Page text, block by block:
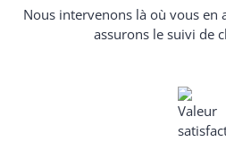
Nous intervenons là où vous en
assurons le suivi de